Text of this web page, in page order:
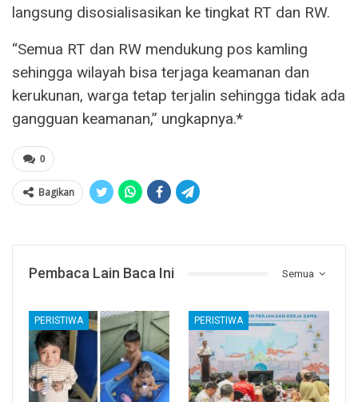
langsung disosialisasikan ke tingkat RT dan RW.
“Semua RT dan RW mendukung pos kamling
sehingga wilayah bisa terjaga keamanan dan
kerukunan, warga tetap terjalin sehingga tidak ada
gangguan keamanan,” ungkapnya.*
0
Bagikan
Semua
Pembaca Lain Baca Ini
PERISTIWA PERISTIWA